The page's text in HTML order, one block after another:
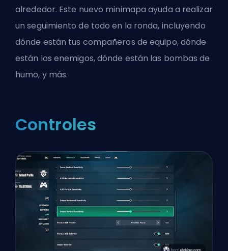
alrededor. Este nuevo minimapa ayuda a realizar
un seguimiento de todo en la ronda, incluyendo
dónde están tus compañeros de equipo, dónde
están los enemigos, dónde están las bombas de
humo, y más.
Controles